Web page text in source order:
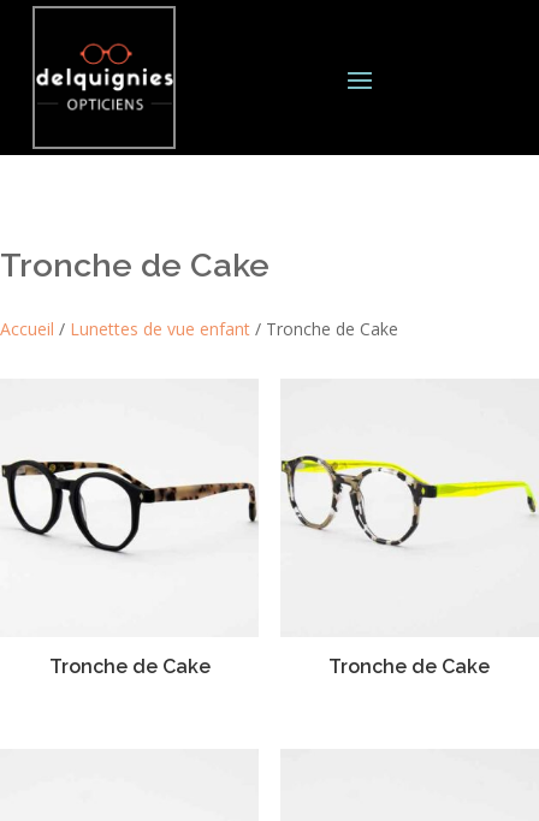
Tronche de Cake
Accueil / Lunettes de vue enfant / Tronche de Cake
Tronche de Cake Tronche de Cake